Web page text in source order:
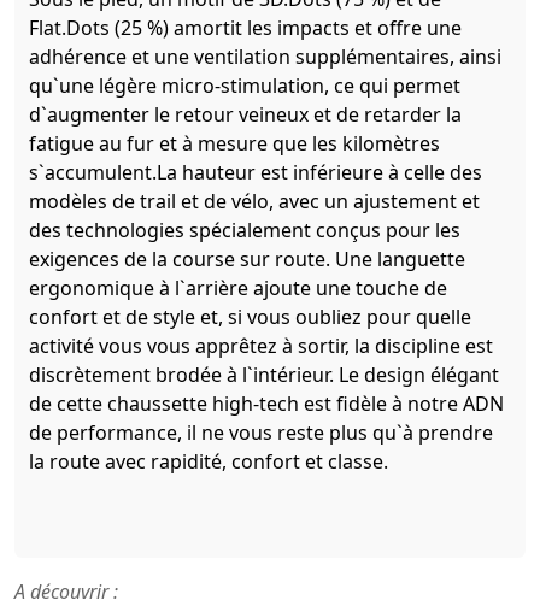
Flat.Dots (25 %) amortit les impacts et offre une
adhérence et une ventilation supplémentaires, ainsi
qu`une légère micro-stimulation, ce qui permet
d`augmenter le retour veineux et de retarder la
fatigue au fur et à mesure que les kilomètres
s`accumulent.La hauteur est inférieure à celle des
modèles de trail et de vélo, avec un ajustement et
des technologies spécialement conçus pour les
exigences de la course sur route. Une languette
ergonomique à l`arrière ajoute une touche de
confort et de style et, si vous oubliez pour quelle
activité vous vous apprêtez à sortir, la discipline est
discrètement brodée à l`intérieur. Le design élégant
de cette chaussette high-tech est fidèle à notre ADN
de performance, il ne vous reste plus qu`à prendre
la route avec rapidité, confort et classe.
A découvrir :